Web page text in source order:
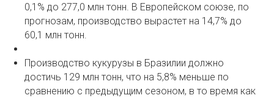
0,1% до 277,0 млн тонн. В Европейском союзе, по
прогнозам, производство вырастет на 14,7% до
60,1 млн тонн.
Производство кукурузы в Бразилии должно
достичь 129 млн тонн, что на 5,8% меньше по
сравнению с предыдущим сезоном, в то время как